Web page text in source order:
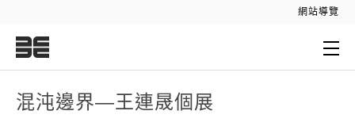
網站導覽
混沌邊界—王連晟個展